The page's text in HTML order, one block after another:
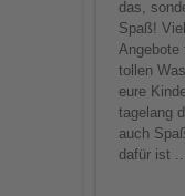
das,
Spaß!
Angebote
tollen
eure
tagelang
auch
dafür ist ...